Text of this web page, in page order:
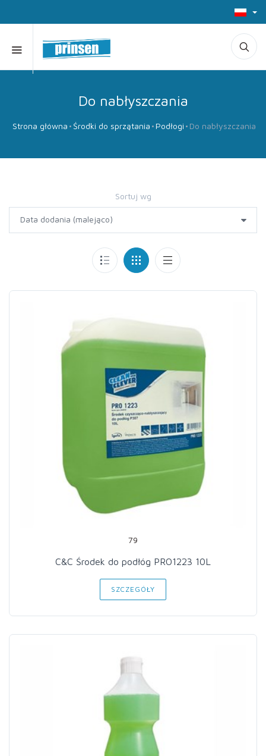
Do nabłyszczania
Strona główna Środki do sprzątania Podłogi Do nabłyszczania
Sortuj wg
79
C&C Środek do podłóg PRO1223 10L
SZCZEGÓŁY